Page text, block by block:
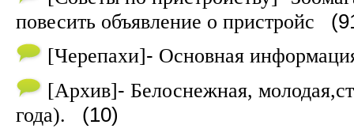
повесить объявление о пристройс
[Черепахи]- Основная
[Архив]- Белоснежная,
года).
(10)